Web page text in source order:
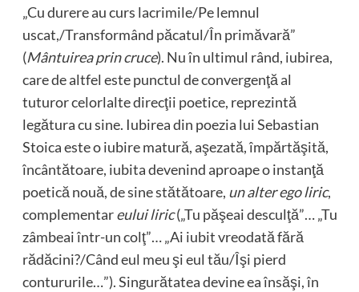
„Cu durere au curs lacrimile/Pe lemnul
uscat,/Transformând păcatul/În primăvară”
(Mântuirea prin cruce). Nu în ultimul rând, iubirea,
care de altfel este punctul de convergenţă al
tuturor celorlalte direcţii poetice, reprezintă
legătura cu sine. Iubirea din poezia lui Sebastian
Stoica este o iubire matură, aşezată, împărtăşită,
încântătoare, iubita devenind aproape o instanţă
poetică nouă, de sine stătătoare, un alter ego liric,
complementareului liric(„Tu păşeai desculţă”… „Tu
zâmbeai într-un colţ”… „Ai iubit vreodată fără
rădăcini?/Când eul meu şi eul tău/Îşi pierd
contururile…”). Singurătatea devine ea însăşi, în